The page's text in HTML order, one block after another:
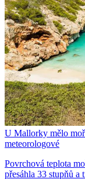
U Mallorky mělo
meteorologové
Povrchová teplota
přesáhla 33 stupňů a